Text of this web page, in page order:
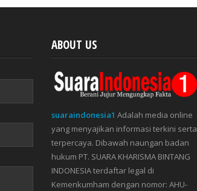
ABOUT US
suaraindonesia1 Adalah media online
yang menyajikan informasi terkini serta
terpercaya. Dibawah naungan badan
hukum PT. SUARA KHARISMA BINTANG
INDONESIA terdaftar legal di
Kemenkumham dengan nomor: AHU-